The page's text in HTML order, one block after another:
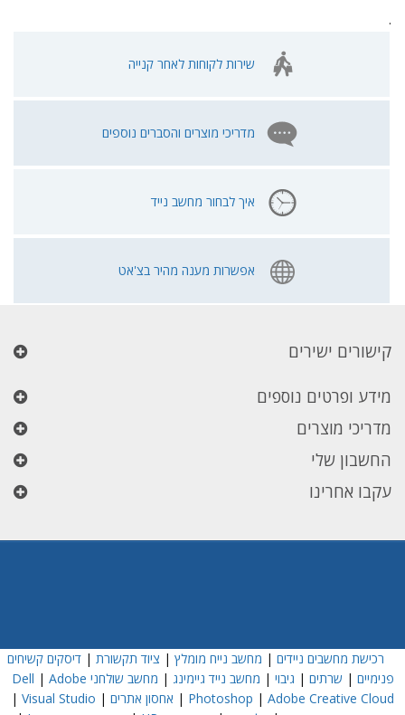
.
שירות לקוחות לאחר קנייה
מדריכי מוצרים והסברים נוספים
איך לבחור מחשב נייד
אפשרות מענה מהיר בצ'אט
קישורים ישירים
מידע ופרטים נוספים
מדריכי מוצרים
החשבון שלי
עקבו אחרינו
רכישת מחשבים ניידים | מחשב נייח מומלץ | ציוד תקשורת |דיסקים קשיחים
פנימיים | שרתים | גיבוי | מחשב נייד גיימינג | מחשב שולחני Dell | Adobe
Photoshop | Adobe Creative Cloud
| אחסון אתרים |
Visual Studio
|